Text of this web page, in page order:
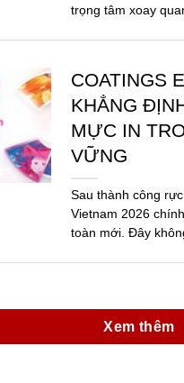
trọng tâm xoay
COATINGS
KHẲNG
MỰC IN
VỮNG
Sau thành công
Vietnam 2026
toàn mới. Đây
Xem thêm